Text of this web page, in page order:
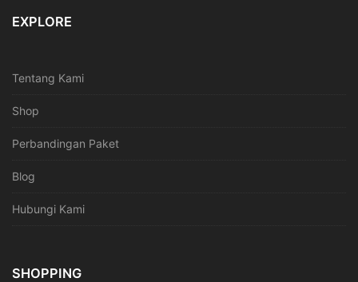
EXPLORE
Tentang Kami
Shop
Perbandingan Paket
Blog
Hubungi Kami
SHOPPING